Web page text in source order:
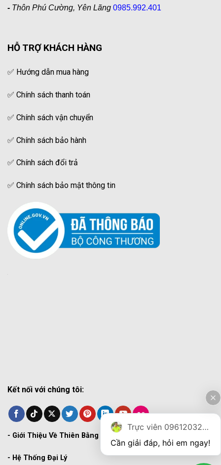
- Thôn Phú Cường, Yên Lãng 0985.992.401
HỖ TRỢ KHÁCH HÀNG
✅ Hướng dẫn mua hàng
✅ Chính sách thanh toán
✅ Chính sách vận chuyển
✅ Chính sách bảo hành
✅ Chính sách đổi trả
✅ Chính sách bảo mật thông tin
Kết nối với chúng tôi:
- Giới Thiệu Về Thiên Bằng
- Hệ Thống Đại Lý
Trực viên 0961203270
Cần giải đáp, hỏi em ngay!